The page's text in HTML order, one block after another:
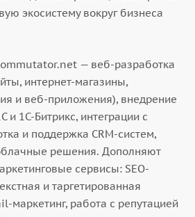
экосистему вокруг бизнеса
— веб-разработка
интернет-магазины,
и веб-приложения), внедрение
и 1С-Битрикс, интеграции с
и поддержка CRM-систем,
решения. Дополняют
сервисы: SEO-
и таргетированная
маркетинг, работа с репутацией